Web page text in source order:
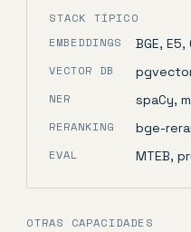
STACK TÍPICO
EMBEDDINGS
BGE, E5,
VECTOR DB
NER spaCy,
RERANKING bge-
EVAL MTEB,
OTRAS CAPACIDADES